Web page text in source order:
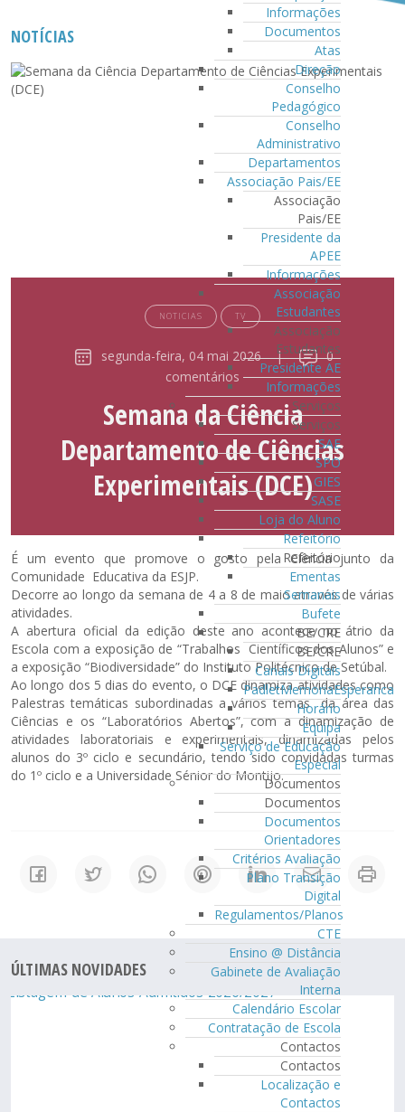
Informações
Documentos
Atas
Direção
Conselho
Pedagógico
Conselho
Administrativo
Departamentos
Associação Pais/EE
Associação
Pais/EE
Presidente da
APEE
Informações
Associação
Estudantes
Associação
Estudantes
Presidente AE
Informações
Serviços
Serviços
SAE
SPO
GIES
SASE
Loja do Aluno
Refeitório
Refeitório
Ementas
Semanais
Bufete
BE/CRE
BE/CRE
Canais Digitais
PadletMemoriaEsperanca
Horário
Equipa
Serviço de Educação
Especial
Documentos
Documentos
Documentos
Orientadores
Critérios Avaliação
Plano Transição
Digital
Regulamentos/Planos
CTE
Ensino @ Distância
Gabinete de Avaliação
Interna
Calendário Escolar
Contratação de Escola
Contactos
Contactos
Localização e
Contactos
NOTÍCIAS
NOTICIAS TV
segunda-feira, 04 mai 2026 |
0
comentários
Semana da Ciência
Departamento de Ciências
Experimentais (DCE)
É um evento que promove o gosto pela Ciência junto da
Comunidade Educativa da ESJP.
Decorre ao longo da semana de 4 a 8 de maio através de várias
atividades.
A abertura oficial da edição deste ano acontece no átrio da
Escola com a exposição de “Trabalhos Científicos dos Alunos” e
a exposição “Biodiversidade” do Instituto Politécnico de Setúbal.
Ao longo dos 5 dias do evento, o DCE dinamiza atividades como
Palestras temáticas subordinadas a vários temas da área das
Ciências e os “Laboratórios Abertos”, com a dinamização de
atividades laboratoriais e experimentais, dinamizadas pelos
alunos do 3º ciclo e secundário, tendo sido convidadas turmas
do 1º ciclo e a Universidade Sénior do Montijo.
ÚLTIMAS NOVIDADES